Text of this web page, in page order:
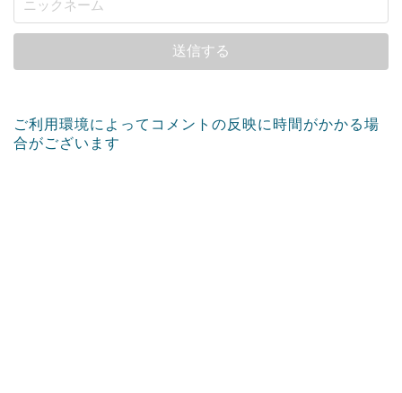
ご利用環境によってコメントの反映に時間がかかる場
合がございます